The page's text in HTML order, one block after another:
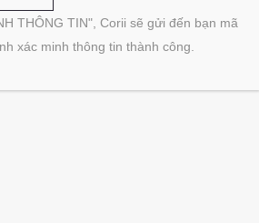
THÔNG TIN", Corii sẽ gửi đến bạn mã
xác minh thông tin thành công.